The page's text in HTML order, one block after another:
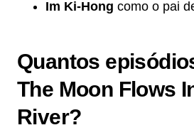
Im Ki-Hong como o pai
Quantos
The Moon Flows
River?